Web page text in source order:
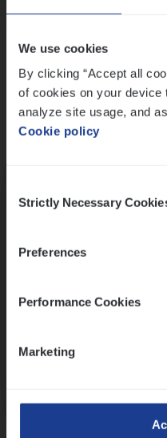
We use cookies
By clicking “Accept all
of cookies on your device
analyze site usage, and
Cookie policy
Selection
Strictly Necessary
Preferences
Performance Cookies
Marketing